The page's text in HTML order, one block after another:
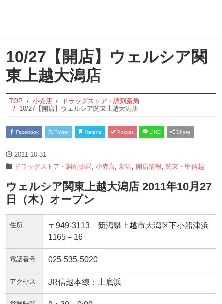
10/27【開店】ウェルシア関
東上越大潟店
TOP 小売店
ドラッグストア・調剤薬局
10/27【開店】ウェルシア関東上越大潟店
Facebook Twitter Hatena Pocket LINE Share
2011-10-31
ドラッグストア・調剤薬局 小売店 新潟 開店情報 関東・甲信越
ウェルシア関東上越大潟店 2011年10月27
日（木）オープン
住所
〒949-3113 新潟県上越市大潟区下小船津浜
1165－16
電話番号 025-535-5020
アクセス JR信越本線：土底浜